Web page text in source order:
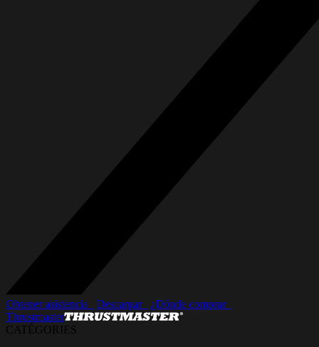
Obtener asistencia_ Descargar_
¿Dónde comprar_
Thrustmaster
CATÉGORIES